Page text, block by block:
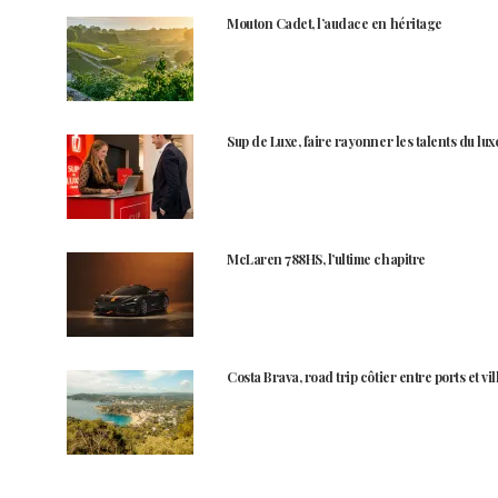
Mouton Cadet, l’audace en héritage
Sup de Luxe, faire rayonner les talents du
McLaren 788HS, l’ultime chapitre
Costa Brava, road trip côtier entre ports et